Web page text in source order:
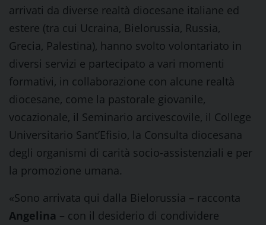
arrivati da diverse realtà diocesane italiane ed
estere (tra cui Ucraina, Bielorussia, Russia,
Grecia, Palestina), hanno svolto volontariato in
diversi servizi e partecipato a vari momenti
formativi, in collaborazione con alcune realtà
diocesane, come la pastorale giovanile,
vocazionale, il Seminario arcivescovile, il College
Universitario Sant’Efisio, la Consulta diocesana
degli organismi di carità socio-assistenziali e per
la promozione umana.
«Sono arrivata qui dalla Bielorussia – racconta
Angelina – con il desiderio di condividere